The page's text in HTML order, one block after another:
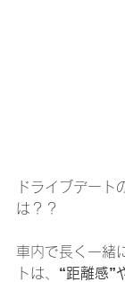
ドライブデート
は？？
車内で長く一緒
トは、 “距離感”